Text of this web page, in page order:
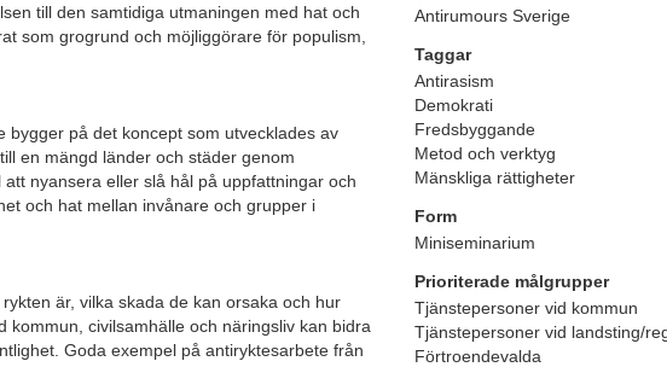
till den samtidiga utmaningen med hat och
som grogrund och möjliggörare för populism,
bygger på det koncept som utvecklades av
en mängd länder och städer genom
nyansera eller slå hål på uppfattningar och
och hat mellan invånare och grupper i
är, vilka skada de kan orsaka och hur
civilsamhälle och näringsliv kan bidra
Goda exempel på antiryktesarbete från
Antirumours Sverige
Taggar
Antirasism
Demokrati
Fredsbyggande
Metod och verktyg
Mänskliga rättigheter
Form
Miniseminarium
Prioriterade målgrupper
Tjänstepersoner vid kommun
Tjänstepersoner vid landsting/
Förtroendevalda